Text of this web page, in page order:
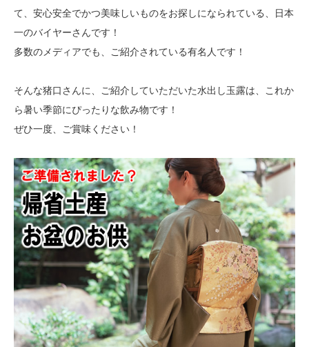
て、安心安全でかつ美味しいものをお探しになられている、日本
一のバイヤーさんです！
多数のメディアでも、ご紹介されている有名人です！
そんな猪口さんに、ご紹介していただいた水出し玉露は、これか
ら暑い季節にぴったりな飲み物です！
ぜひ一度、ご賞味ください！